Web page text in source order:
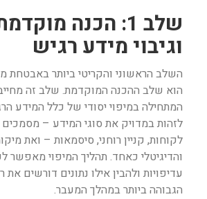
שלב 1: הכנה
וגיבוי מידע רגיש
השלב הראשוני והקריטי ביותר באבטחת
הוא שלב ההכנה המוקדמת. שלב זה
המתחילה במיפוי יסודי של כלל המידע
לזהות במדויק את סוגי המידע – מסמכים
לקוחות, קניין רוחני, סיסמאות – ואת
והדיגיטלי כאחד. תהליך המיפוי מאפשר
עדיפויות ולהבין אילו נתונים דורשים
הגבוהה ביותר במהלך המעבר.